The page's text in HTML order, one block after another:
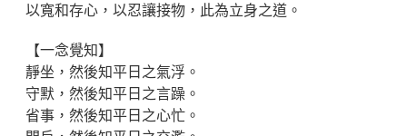
以寬和存心，以忍讓接物，此為立身之道。
【一念覺知】
靜坐，然後知平日之氣浮。
守默，然後知平日之言躁。
省事，然後知平日之心忙。